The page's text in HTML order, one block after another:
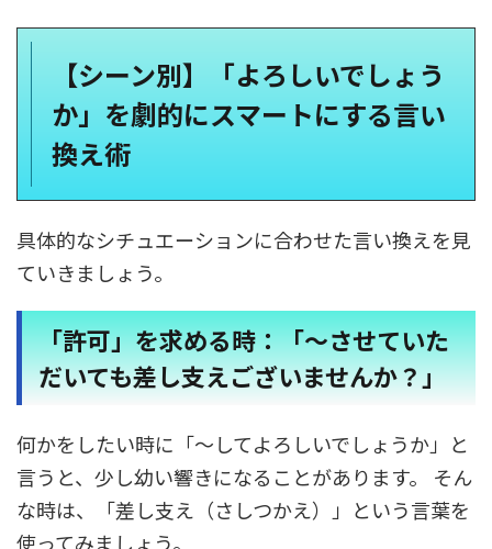
【シーン別】「よろしいでしょう
か」を劇的にスマートにする言い
換え術
具体的なシチュエーションに合わせた言い換えを見
ていきましょう。
「許可」を求める時：「〜させていた
だいても差し支えございませんか？」
何かをしたい時に「〜してよろしいでしょうか」と
言うと、少し幼い響きになることがあります。 そん
な時は、「差し支え（さしつかえ）」という言葉を
使ってみましょう。